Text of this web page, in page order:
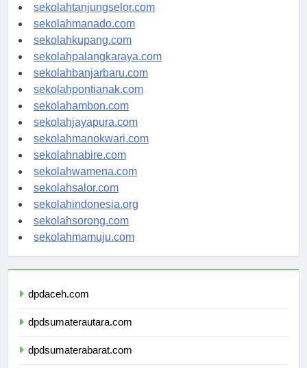
sekolahtanjungselor.com
sekolahmanado.com
sekolahkupang.com
sekolahpalangkaraya.com
sekolahbanjarbaru.com
sekolahpontianak.com
sekolahambon.com
sekolahjayapura.com
sekolahmanokwari.com
sekolahnabire.com
sekolahwamena.com
sekolahsalor.com
sekolahindonesia.org
sekolahsorong.com
sekolahmamuju.com
dpdaceh.com
dpdsumaterautara.com
dpdsumaterabarat.com